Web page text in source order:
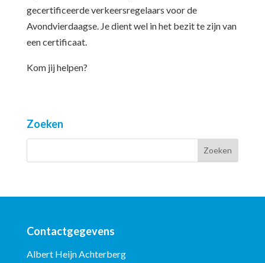
gecertificeerde verkeersregelaars voor de
Avondvierdaagse. Je dient wel in het bezit te zijn van
een certificaat.
Kom jij helpen?
Zoeken
Contactgegevens
Albert Heijn Achterberg